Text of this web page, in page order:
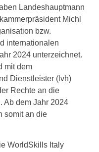
Landeshauptmann
Michl
bzw.
internationalen
2024 unterzeichnet.
mit dem
Dienstleister (lvh)
Rechte an die
Ab dem Jahr 2024
somit an die
WorldSkills Italy